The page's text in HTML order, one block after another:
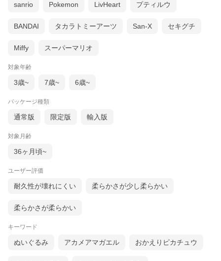
sanrio Pokemon LivHeart プティルウ
BANDAI タカラトミーアーツ San-X セキグチ
Miffy スーパーマリオ
対象年齢
3歳~ 7歳~ 6歳~
パッケージ種類
通常版 限定版 輸入版
対象月齢
36ヶ月頃~
ユーザー評価
耐久性が壊れにくい 柔らかさが少し柔らかい
柔らかさが柔らかい
キーワード
ぬいぐるみ アカメアマガエル おかえりピカチュウ